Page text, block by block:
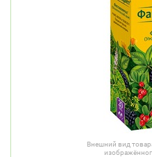
Внешний вид